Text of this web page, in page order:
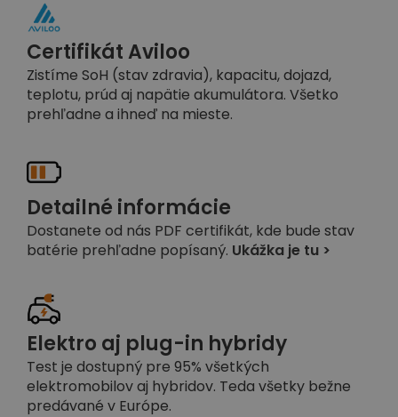
Certifikát Aviloo
Zistíme SoH (stav zdravia), kapacitu, dojazd,
teplotu, prúd aj napätie akumulátora. Všetko
prehľadne a ihneď na mieste.
Detailné informácie
Dostanete od nás PDF certifikát, kde bude stav
batérie prehľadne popísaný. Ukážka je tu >
Elektro aj plug-in hybridy
Test je dostupný pre 95% všetkých
elektromobilov aj hybridov. Teda všetky bežne
predávané v Európe.